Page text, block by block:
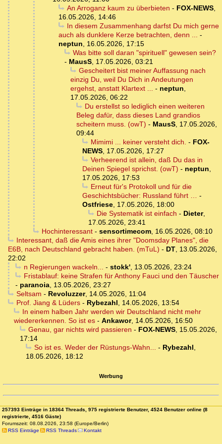
An Arroganz kaum zu überbieten - FOX-NEWS,
16.05.2026, 14:46
In diesem Zusammenhang darfst Du mich gerne
auch als dunklere Kerze betrachten, denn ... -
neptun, 16.05.2026, 17:15
Was bitte soll daran "spirituell" gewesen sein?
- MausS, 17.05.2026, 03:21
Gescheitert bist meiner Auffassung nach
einzig Du, weil Du Dich in Andeutungen
ergehst, anstatt Klartext ... - neptun,
17.05.2026, 06:22
Du erstellst so lediglich einen weiteren
Beleg dafür, dass dieses Land grandios
scheitern muss. (owT) - MausS, 17.05.2026,
09:44
Mimimi ... keiner versteht dich. - FOX-
NEWS, 17.05.2026, 17:27
Verheerend ist allein, daß Du das in
Deinen Spiegel sprichst. (owT) - neptun,
17.05.2026, 17:53
Erneut für's Protokoll und für die
Geschichtsbücher: Russland führt … -
Ostfriese, 17.05.2026, 18:00
Die Systematik ist einfach - Dieter,
17.05.2026, 23:41
Hochinteressant- sensortimecom, 16.05.2026, 08:10
Interessant, daß die Amis eines ihrer "Doomsday Planes", die
E6B, nach Deutschland gebracht haben. (mTuL) - DT, 13.05.2026,
22:02
n Regierungen wackeln... - stokk', 13.05.2026, 23:24
Fristablauf: keine Strafen für Anthony Fauci und den Täuscher
- paranoia, 13.05.2026, 23:27
Seltsam - Revoluzzer, 14.05.2026, 11:04
Prof. Jiang & Lüders- Rybezahl, 14.05.2026, 13:54
In einem halben Jahr werden wir Deutschland nicht mehr
wiedererkennen. So ist es - Ankawor, 14.05.2026, 16:50
Genau, gar nichts wird passieren - FOX-NEWS, 15.05.2026,
17:14
So ist es. Weder der Rüstungs-Wahn... - Rybezahl,
18.05.2026, 18:12
Werbung
257393 Einträge in 18364 Threads, 975 registrierte Benutzer, 4524 Benutzer online (8
registrierte, 4516 Gäste)
Forumszeit: 08.08.2026, 23:58 (Europe/Berlin)
RSS Einträge
RSS Threads Kontakt